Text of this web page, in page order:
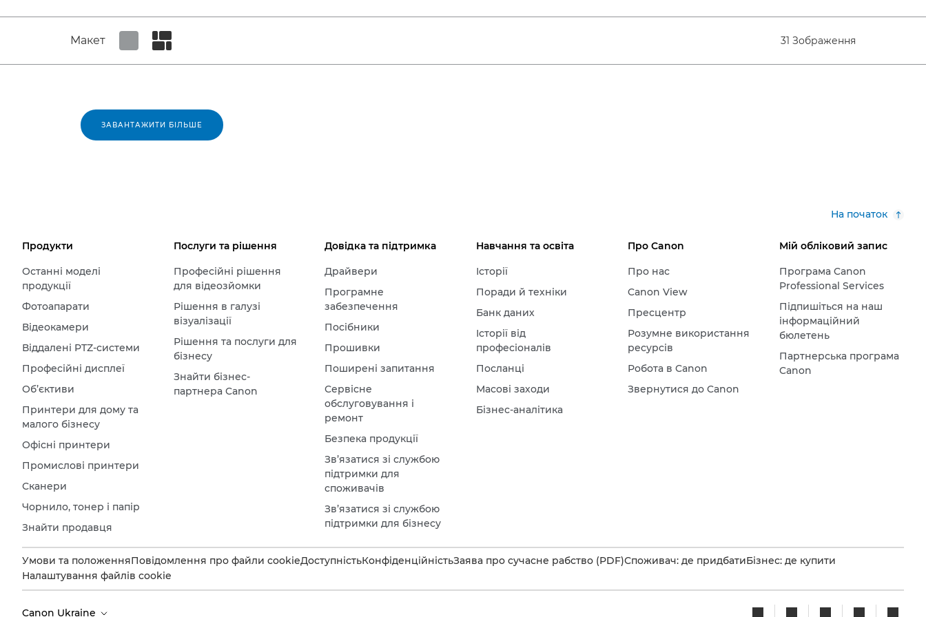
Макет 31 Зображення
ЗАВАНТАЖИТИ БІЛЬШЕ
На початок
Продукти
Останні моделі
продукції
Фотоапарати
Відеокамери
Віддалені PTZ-системи
Професійні дисплеї
Об’єктиви
Принтери для дому та
малого бізнесу
Офісні принтери
Промислові принтери
Сканери
Чорнило, тонер і папір
Знайти продавця
Послуги та рішення
Професійні рішення
для відеозйомки
Рішення в галузі
візуалізації
Рішення та послуги для
бізнесу
Знайти бізнес-
партнера Canon
Довідка та підтримка
Драйвери
Програмне
забезпечення
Посібники
Прошивки
Поширені запитання
Сервісне
обслуговування і
ремонт
Безпека продукції
Зв’язатися зі службою
підтримки для
споживачів
Зв’язатися зі службою
підтримки для бізнесу
Навчання та освіта
Історії
Поради й техніки
Банк даних
Історії від
професіоналів
Посланці
Масові заходи
Бізнес-аналітика
Про Canon
Про нас
Canon View
Пресцентр
Розумне використання
ресурсів
Робота в Canon
Звернутися до Canon
Мій обліковий запис
Програма Canon
Professional Services
Підпишіться на наш
інформаційний
бюлетень
Партнерська програма
Canon
Умови та положенняПовідомлення про файли cookieДоступністьКонфіденційністьЗаява про сучасне рабство (PDF)Споживач: де придбатиБізнес: де купити
Налаштування файлів cookie
Canon Ukraine